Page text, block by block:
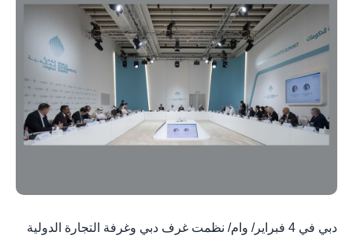
دبي في 4 فبراير/ وام/ نظمت غرف دبي وغرفة التجارة الدولية